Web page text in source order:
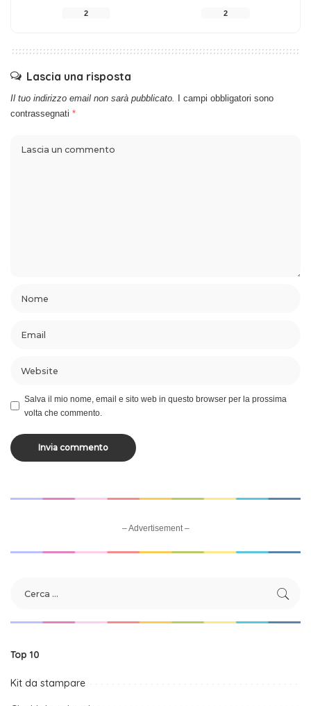
2 2
Lascia una risposta
Il tuo indirizzo email non sarà pubblicato.
I campi obbligatori sono
contrassegnati *
Salva il mio nome, email e sito web in questo browser per la prossima
volta che commento.
– Advertisement –
Top 10
Kit da stampare